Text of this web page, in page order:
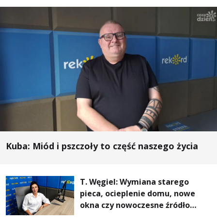
Kuba: Miód i pszczoły to część naszego życia
T. Węgiel: Wymiana starego
pieca, ocieplenie domu, nowe
okna czy nowoczesne źródło